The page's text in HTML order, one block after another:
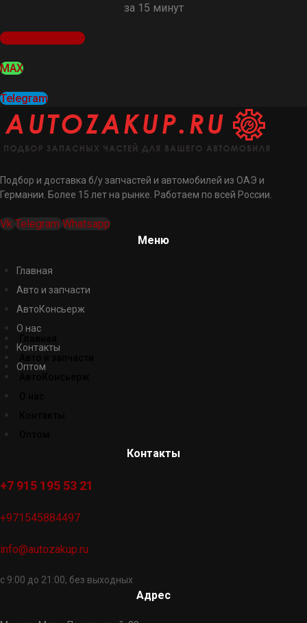
за 15 минут
Оставить заявку
MAX
Telegram
Подбор и доставка б/у запчастей и автомобилей из ОАЭ и
Германии. Более 15 лет на рынке. Работаем по всей России.
Vk Telegram Whatsapp
Меню
Главная
Авто и запчасти
АвтоКонсьерж
О нас
Контакты
Оптом
Контакты
+7 915 195 53 21
+971545884497
info@autozakup.ru
с 9:00 до 21:00, без выходных
Адрес